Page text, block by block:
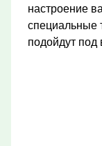
настроение
специальные
подойдут